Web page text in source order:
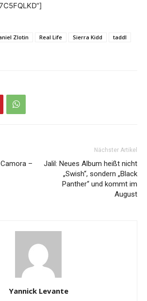
Zlotin Real Life Sierra Kidd
taddl
–
Nächster Artikel
Jalil: Neues Album heißt nicht
„Swish“, sondern „Black
Panther“ und kommt im
August
Yannick Levante